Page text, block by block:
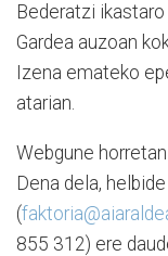
Bederatzi
Gardea auzoan
Izena emateko
atarian.
Webgune
Dena dela,
(
855 312) ere